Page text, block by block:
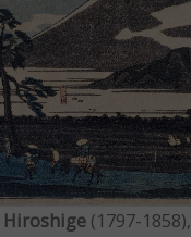
Hiroshige (1797-1858),